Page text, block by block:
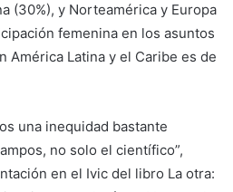
(30%), y Norteamérica y Europa
femenina en los asuntos
América Latina y el Caribe es de
una inequidad bastante
no solo el científico”,
en el Ivic del libro La otra: